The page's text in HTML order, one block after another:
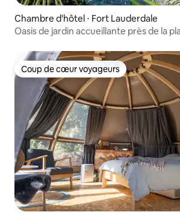
Chambre d'hôtel ⋅ Fort Lauderdale
Oasis de jardin accueillante près de la
Coup de cœur voyageurs
Coup de cœur voyageurs